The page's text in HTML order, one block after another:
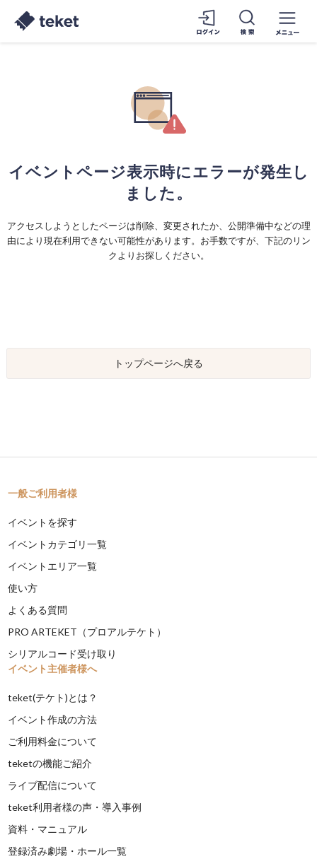
イベントページ表示時にエラーが発生し
ました。
アクセスしようとしたページは削除、変更されたか、公開準備中などの理
由により現在利用できない可能性があります。お手数ですが、下記のリン
クよりお探しください。
トップページへ戻る
一般ご利用者様
イベントを探す
イベントカテゴリ一覧
イベントエリア一覧
使い方
よくある質問
PRO ARTEKET（プロアルテケト）
シリアルコード受け取り
イベント主催者様へ
teket(テケト)とは？
イベント作成の方法
ご利用料金について
teketの機能ご紹介
ライブ配信について
teket利用者様の声・導入事例
資料・マニュアル
登録済み劇場・ホール一覧